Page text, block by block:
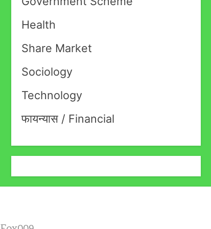
Health
Share Market
Sociology
Technology
फायन्यास / Financial